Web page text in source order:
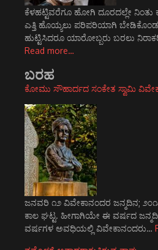
ಕೆಳಹಟ್ಟಿವರೆಗೂ ಹೋಗಿ ದೂರದಲ್ಲೇ ನಿಂತು
ಎತ್ತಿ ಹೊಯ್ಯಲು ಪರಿಪರಿಯಾಗಿ
ಹುಟ್ಟಿಸಿದರೂ ಯಾರೋಬ್ಬರು ಬರಲು
Read more…
ಬರಹ
ಕೋಮು ಸೌಹಾರ್ದದ ಸಂಕೇತ ಸ್ವಾಮಿ
ಜನವರಿ ೧೨ ವಿವೇಕಾನಂದರ ಜನ್ಮದಿನ;
ಕಾಲ ಘಟ್ಟ. ಹೀಗಾಗಿಯೇ ಈ ವರ್ಷದ
ವರ್ಷಗಳ ಅವಧಿಯಲ್ಲಿ ವಿವೇಕಾನಂದರು…